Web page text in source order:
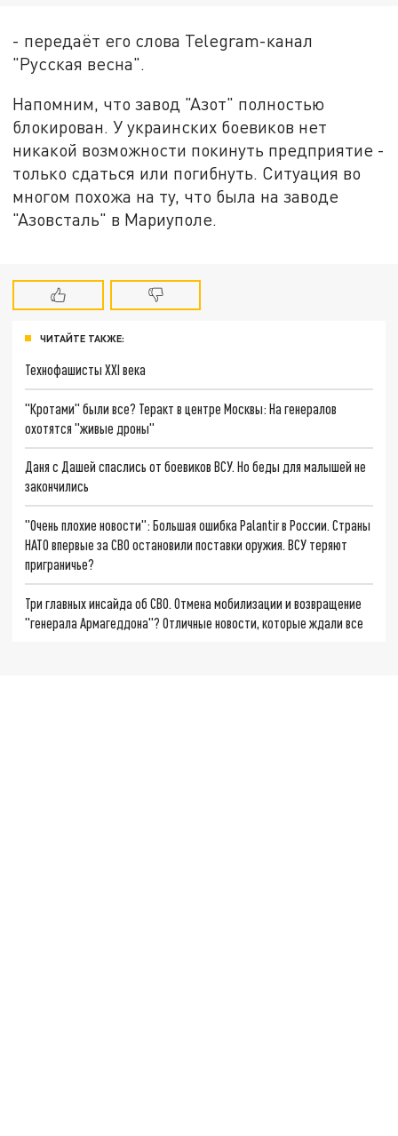
- передаёт его слова Telegram-канал
"Русская весна".
Напомним, что завод "Азот" полностью
блокирован. У украинских боевиков нет
никакой возможности покинуть предприятие -
только сдаться или погибнуть. Ситуация во
многом похожа на ту, что была на заводе
"Азовсталь" в Мариуполе.
ЧИТАЙТЕ ТАКЖЕ:
Технофашисты XXI века
"Кротами" были все? Теракт в центре Москвы: На генералов
охотятся "живые дроны"
Даня с Дашей спаслись от боевиков ВСУ. Но беды для малышей не
закончились
"Очень плохие новости": Большая ошибка Palantir в России. Страны
НАТО впервые за СВО остановили поставки оружия. ВСУ теряют
приграничье?
Три главных инсайда об СВО. Отмена мобилизации и возвращение
"генерала Армагеддона"? Отличные новости, которые ждали все